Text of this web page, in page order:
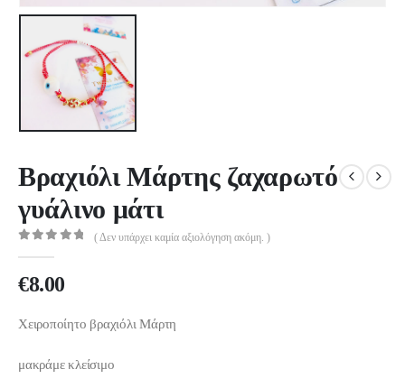
Βραχιόλι Μάρτης ζαχαρωτό
γυάλινο μάτι
( Δεν υπάρχει καμία αξιολόγηση ακόμη. )
€8.00
Χειροποίητο βραχιόλι Μάρτη
μακράμε κλείσιμο